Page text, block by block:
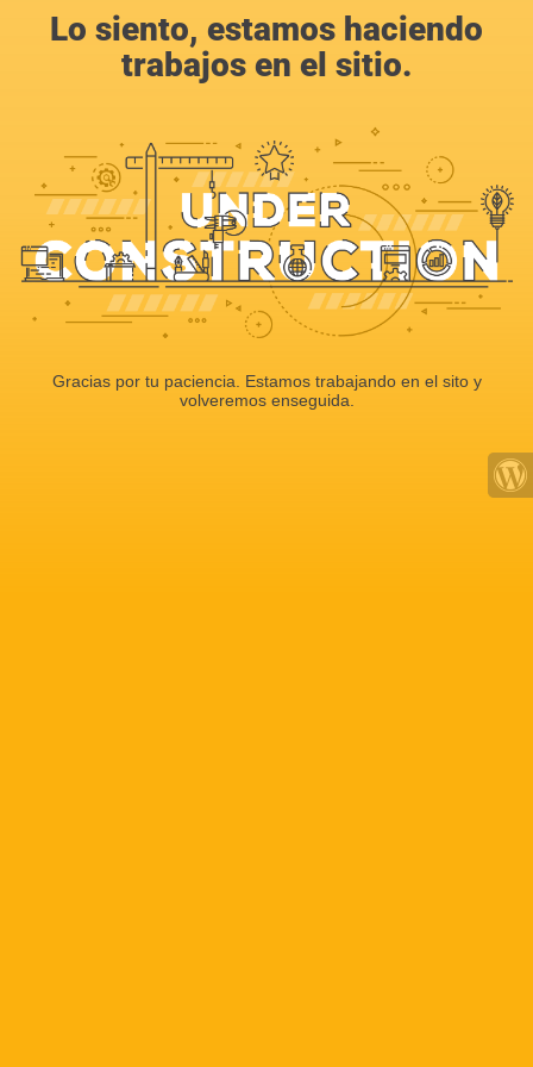
Lo siento, estamos haciendo
trabajos en el sitio.
Gracias por tu paciencia. Estamos trabajando en el sito y
volveremos enseguida.